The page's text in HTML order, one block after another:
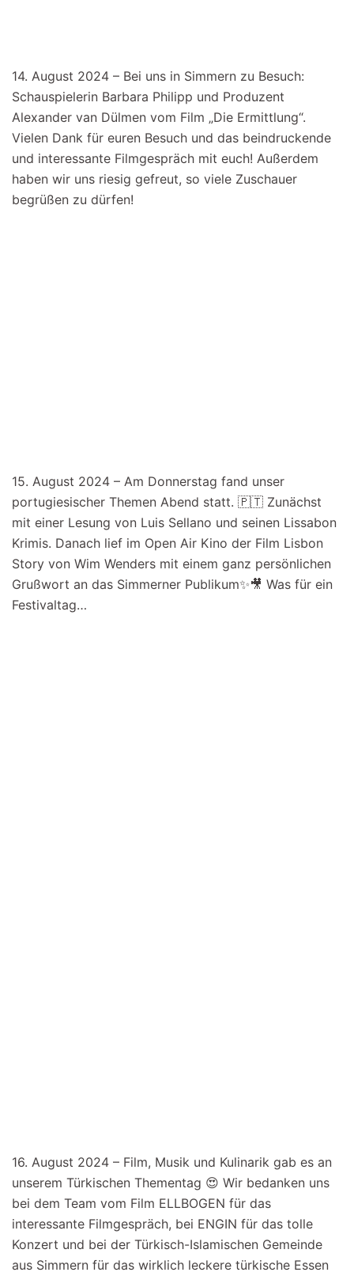
14. August 2024 – Bei uns in Simmern zu Besuch:
Schauspielerin Barbara Philipp und Produzent
Alexander van Dülmen vom Film „Die Ermittlung“.
Vielen Dank für euren Besuch und das beindruckende
und interessante Filmgespräch mit euch! Außerdem
haben wir uns riesig gefreut, so viele Zuschauer
begrüßen zu dürfen!
15. August 2024 – Am Donnerstag fand unser
portugiesischer Themen Abend statt. 🇵🇹 Zunächst
mit einer Lesung von Luis Sellano und seinen Lissabon
Krimis. Danach lief im Open Air Kino der Film Lisbon
Story von Wim Wenders mit einem ganz persönlichen
Grußwort an das Simmerner Publikum✨🎥 Was für ein
Festivaltag…
16. August 2024 – Film, Musik und Kulinarik gab es an
unserem Türkischen Thementag 😍 Wir bedanken uns
bei dem Team vom Film ELLBOGEN für das
interessante Filmgespräch, bei ENGIN für das tolle
Konzert und bei der Türkisch-Islamischen Gemeinde
aus Simmern für das wirklich leckere türkische Essen